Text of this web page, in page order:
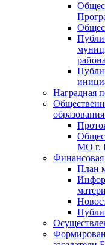
района
Наградная
МО г.
Финансовая
План